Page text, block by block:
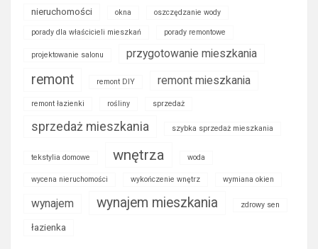
nieruchomości okna oszczędzanie wody
porady dla właścicieli mieszkań porady remontowe
projektowanie salonu przygotowanie mieszkania
remont remont DIY remont mieszkania
remont łazienki rośliny sprzedaż
sprzedaż mieszkania szybka sprzedaż mieszkania
tekstylia domowe wnętrza woda
wycena nieruchomości wykończenie wnętrz wymiana okien
wynajem wynajem mieszkania zdrowy sen
łazienka